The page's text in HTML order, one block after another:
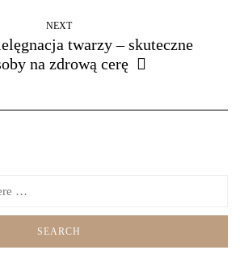
NEXT
twarzy – skuteczne
na zdrową cerę